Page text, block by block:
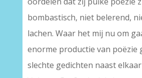
bombastisch, niet belerend,
lachen. Waar het mij nu om
enorme productie van poëzie
slechte gedichten naast